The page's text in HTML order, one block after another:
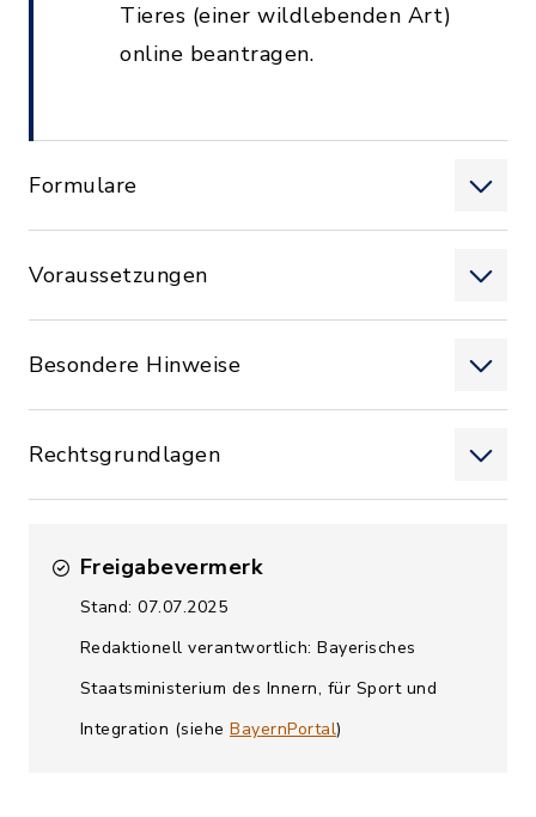
Tieres (einer wildlebenden Art)
online beantragen.
Formulare
Voraussetzungen
Besondere Hinweise
Rechtsgrundlagen
Freigabevermerk
Stand: 07.07.2025
Redaktionell verantwortlich: Bayerisches
Staatsministerium des Innern, für Sport und
Integration (siehe BayernPortal)